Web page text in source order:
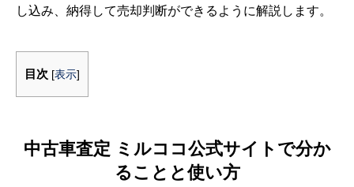
し込み、納得して売却判断ができるように解説します。
目次 [表示]
中古車査定 ミルココ公式サイトで分か
ることと使い方